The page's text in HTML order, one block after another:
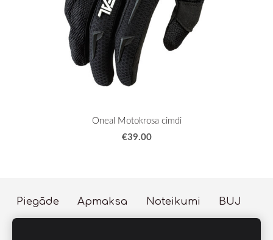
Oneal Motokrosa cimdi
€39.00
Piegāde Apmaksa Noteikumi
BUJ